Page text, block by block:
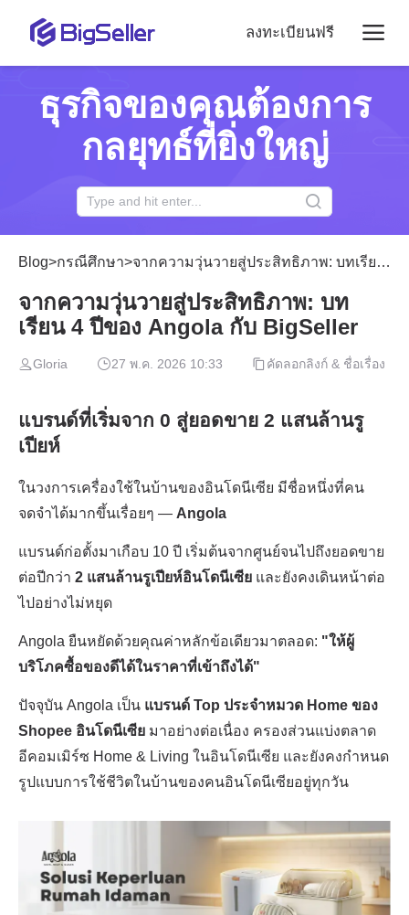
ลงทะเบียนฟรี
ธุรกิจของคุณต้องการ
กลยุทธ์ที่ยิ่งใหญ่
Blog>กรณีศึกษา>จากความวุ่นวายสู่ประสิทธิภาพ: บทเรียน 4 ปีของ Angola กับ BigSeller
จากความวุ่นวายสู่ประสิทธิภาพ: บท
เรียน 4 ปีของ Angola กับ BigSeller
Gloria 27 พ.ค. 2026 10:33 คัดลอกลิงก์ & ชื่อเรื่อง